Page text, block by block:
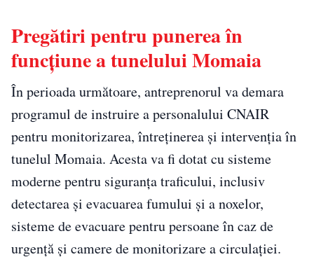
Pregătiri pentru punerea în
funcțiune a tunelului Momaia
În perioada următoare, antreprenorul va demara
programul de instruire a personalului CNAIR
pentru monitorizarea, întreținerea și intervenția în
tunelul Momaia. Acesta va fi dotat cu sisteme
moderne pentru siguranța traficului, inclusiv
detectarea și evacuarea fumului și a noxelor,
sisteme de evacuare pentru persoane în caz de
urgență și camere de monitorizare a circulației.